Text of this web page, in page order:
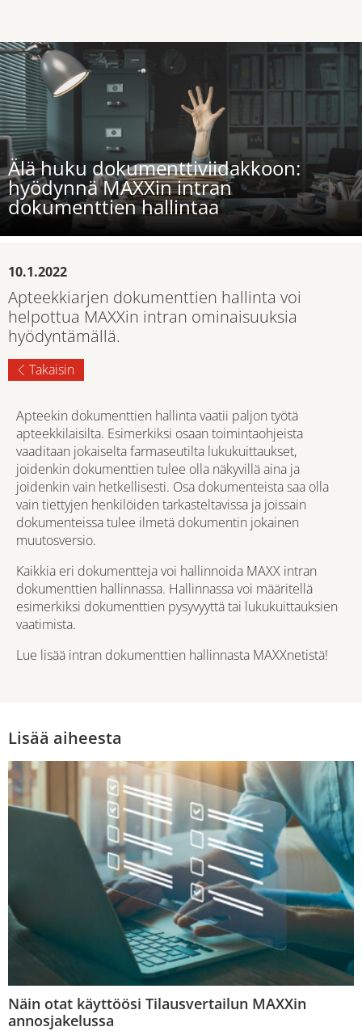
Älä huku dokumenttiviidakkoon:
hyödynnä MAXXin intran
dokumenttien hallintaa
10.1.2022
Apteekkiarjen dokumenttien hallinta voi
helpottua MAXXin intran ominaisuuksia
hyödyntämällä.
Takaisin
Apteekin dokumenttien hallinta vaatii paljon työtä
apteekkilaisilta. Esimerkiksi osaan toimintaohjeista
vaaditaan jokaiselta farmaseutilta lukukuittaukset,
joidenkin dokumenttien tulee olla näkyvillä aina ja
joidenkin vain hetkellisesti. Osa dokumenteista saa olla
vain tiettyjen henkilöiden tarkasteltavissa ja joissain
dokumenteissa tulee ilmetä dokumentin jokainen
muutosversio.
Kaikkia eri dokumentteja voi hallinnoida MAXX intran
dokumenttien hallinnassa. Hallinnassa voi määritellä
esimerkiksi dokumenttien pysyvyyttä tai lukukuittauksien
vaatimista.
Lue lisää intran dokumenttien hallinnasta MAXXnetistä!
Lisää aiheesta
Näin otat käyttöösi Tilausvertailun MAXXin
annosjakelussa